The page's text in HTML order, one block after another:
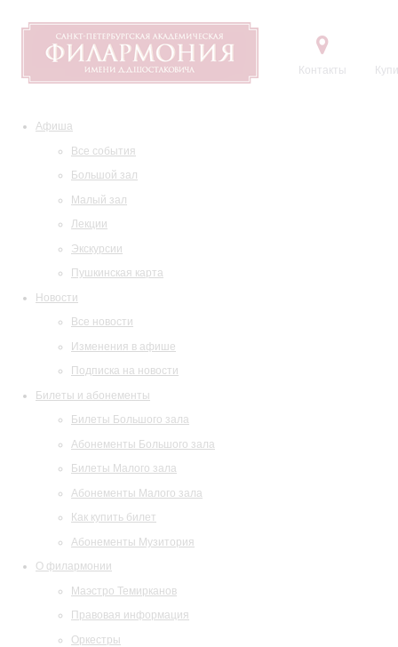
Контакты
Афиша
Все события
Большой зал
Малый зал
Лекции
Экскурсии
Пушкинская карта
Новости
Все новости
Изменения в афише
Подписка на новости
Билеты и абонементы
Билеты Большого зала
Абонементы Большого зала
Билеты Малого зала
Абонементы Малого зала
Как купить билет
Абонементы Музитория
О филармонии
Маэстро Темирканов
Правовая информация
Оркестры